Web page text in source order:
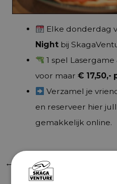
Elke donderdag
Night bij
1 spel
voor maar€ 17,50,-
Verzamel je
en reserveer hier
gemakkelijk online.
Bericht
navigatie
← Vorige Bericht